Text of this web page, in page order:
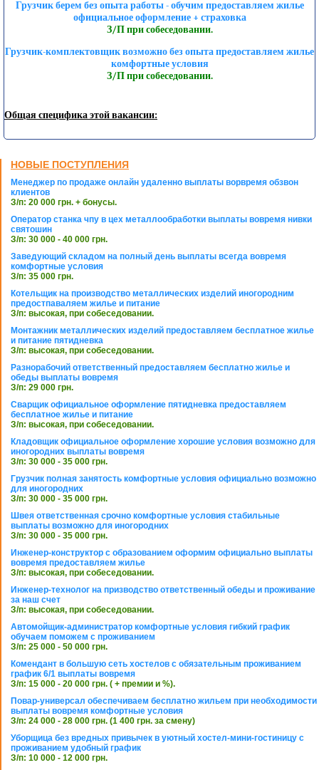
Грузчик берем без опыта работы - обучим предоставляем жилье
официальное оформление + страховка
З/П при собеседовании.
Грузчик-комплектовщик возможно без опыта предоставляем жилье
комфортные условия
З/П при собеседовании.
Общая специфика этой вакансии:
НОВЫЕ ПОСТУПЛЕНИЯ
Менеджер по продаже онлайн удаленно выплаты ворвремя обзвон
клиентов
З/п: 20 000 грн. + бонусы.
Оператор станка чпу в цех металлообработки выплаты вовремя нивки
святошин
З/п: 30 000 - 40 000 грн.
Заведующий складом на полный день выплаты всегда вовремя
комфортные условия
З/п: 35 000 грн.
Котельщик на производство металлических изделий иногородним
предостпаваляем жилье и питание
З/п: высокая, при собеседовании.
Монтажник металлических изделий предоставляем бесплатное жилье
и питание пятидневка
З/п: высокая, при собеседовании.
Разнорабочий ответственный предоставляем бесплатно жилье и
обеды выплаты вовремя
З/п: 29 000 грн.
Сварщик официальное оформление пятидневка предоставляем
бесплатное жилье и питание
З/п: высокая, при собеседовании.
Кладовщик официальное оформление хорошие условия возможно для
иногородних выплаты вовремя
З/п: 30 000 - 35 000 грн.
Грузчик полная занятость комфортные условия официально возможно
для иногородних
З/п: 30 000 - 35 000 грн.
Швея ответственная срочно комфортные условия стабильные
выплаты возможно для иногородних
З/п: 30 000 - 35 000 грн.
Инженер-конструктор с образованием оформим официально выплаты
вовремя предоставляем жилье
З/п: высокая, при собеседовании.
Инженер-технолог на призводство ответственный обеды и проживание
за наш счет
З/п: высокая, при собеседовании.
Автомойщик-администратор комфортные условия гибкий график
обучаем поможем с проживанием
З/п: 25 000 - 50 000 грн.
Комендант в большую сеть хостелов с обязательным проживанием
график 6/1 выплаты вовремя
З/п: 15 000 - 20 000 грн. ( + премии и %).
Повар-универсал обеспечиваем бесплатно жильем при необходимости
выплаты вовремя комфортные условия
З/п: 24 000 - 28 000 грн. (1 400 грн. за смену)
Уборщица без вредных привычек в уютный хостел-мини-гостиницу с
проживанием удобный график
З/п: 10 000 - 12 000 грн.